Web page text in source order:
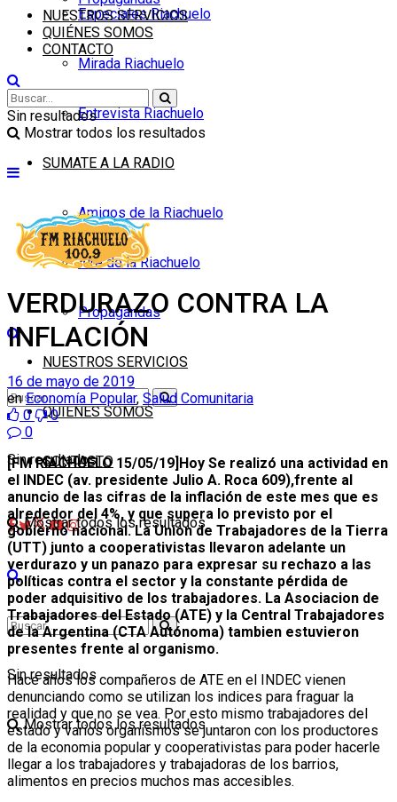
Especiales Riachuelo
Mirada Riachuelo
Entrevista Riachuelo
SUMATE A LA RADIO
Amigos de la Riachuelo
Aire de la Riachuelo
Propagandas
NUESTROS SERVICIOS
QUIÉNES SOMOS
CONTACTO
Sin resultados
Mostrar todos los resultados
NUESTROS SERVICIOS
QUIÉNES SOMOS
CONTACTO
Sin resultados
Mostrar todos los resultados
Sin resultados
Mostrar todos los resultados
VERDURAZO CONTRA LA
INFLACIÓN
16 de mayo de 2019
en Economía Popular, Salud Comunitaria
0
0
0
[FM RIACHUELO 15/05/19]Hoy Se realizó una actividad en
el INDEC (av. presidente Julio A. Roca 609),frente al
anuncio de las cifras de la inflación de este mes que es
alrededor del 4%, y que supera lo previsto por el
gobierno nacional.La Union de Trabajadores de la Tierra
(UTT) junto a cooperativistas llevaron adelante un
verdurazo y un panazo para expresar su rechazo a las
políticas contra el sector y la constante pérdida de
poder adquisitivo de los trabajadores. La Asociacion de
Trabajadores del Estado (ATE) y la Central Trabajadores
de la Argentina (CTA Autónoma) tambien estuvieron
presentes frente al organismo.
Hace años los compañeros de ATE en el INDEC vienen
denunciando como se utilizan los indices para fraguar la
realidad y que no se vea. Por esto mismo trabajadores del
estado y varios organismos se juntaron con los productores
de la economia popular y cooperativistas para poder hacerle
llegar a los trabajadores y trabajadoras de los barrios,
alimentos en precios muchos mas accesibles.